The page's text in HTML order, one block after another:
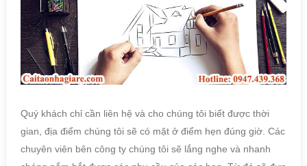
Quý khách chỉ cần liên hệ và cho chúng tôi biết được thời
gian, địa điểm chúng tôi sẽ có mặt ở điểm hẹn đúng giờ. Các
chuyên viên bên công ty chúng tôi sẽ lắng nghe và nhanh